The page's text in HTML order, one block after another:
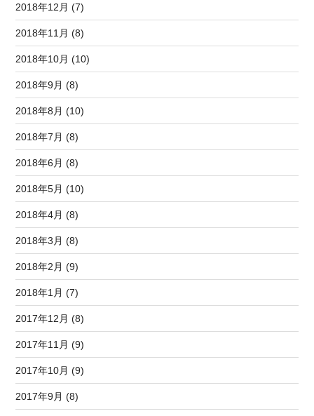
2018年12月 (7)
2018年11月 (8)
2018年10月 (10)
2018年9月 (8)
2018年8月 (10)
2018年7月 (8)
2018年6月 (8)
2018年5月 (10)
2018年4月 (8)
2018年3月 (8)
2018年2月 (9)
2018年1月 (7)
2017年12月 (8)
2017年11月 (9)
2017年10月 (9)
2017年9月 (8)